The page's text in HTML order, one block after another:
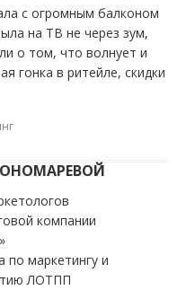
с огромным балконом
на ТВ не через зум,
о том, что волнует и
гонка в ритейле, скидки
компании
по маркетингу и
ЛОТПП